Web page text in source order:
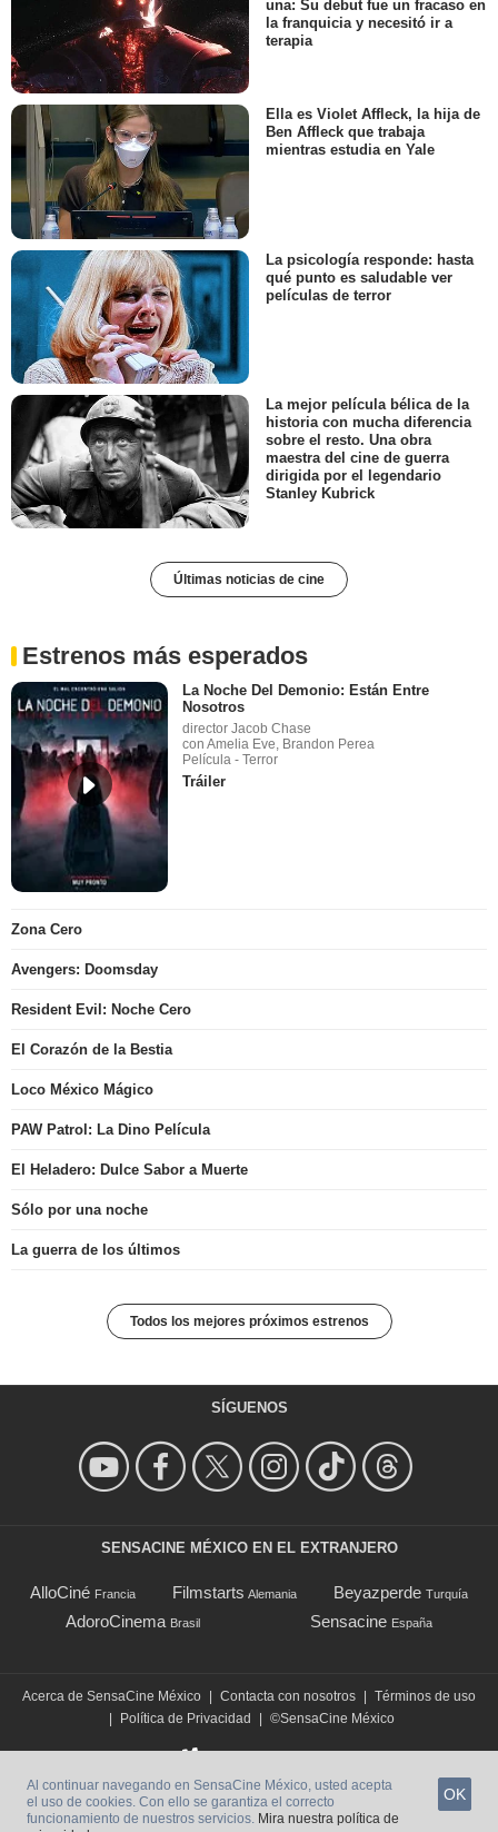
una: Su debut fue un fracaso en
la franquicia y necesitó ir a
terapia
Ella es Violet Affleck, la hija de
Ben Affleck que trabaja
mientras estudia en Yale
La psicología responde: hasta
qué punto es saludable ver
películas de terror
La mejor película bélica de la
historia con mucha diferencia
sobre el resto. Una obra
maestra del cine de guerra
dirigida por el legendario
Stanley Kubrick
Últimas noticias de cine
Estrenos más esperados
La Noche Del Demonio: Están Entre
Nosotros
director Jacob Chase
con Amelia Eve, Brandon Perea
Película - Terror
Tráiler
Zona Cero
Avengers: Doomsday
Resident Evil: Noche Cero
El Corazón de la Bestia
Loco México Mágico
PAW Patrol: La Dino Película
El Heladero: Dulce Sabor a Muerte
Sólo por una noche
La guerra de los últimos
Todos los mejores próximos estrenos
SÍGUENOS
SENSACINE MÉXICO EN EL EXTRANJERO
AlloCiné Francia Filmstarts Alemania Beyazperde Turquía
AdoroCinema Brasil Sensacine España
Acerca de SensaCine México | Contacta con nosotros | Términos de uso
|
Política de Privacidad | ©SensaCine México
Al continuar navegando en SensaCine México, usted acepta
el uso de cookies. Con ello se garantiza el correcto
funcionamiento de nuestros servicios. Mira nuestra política de
OK